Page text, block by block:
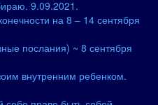
9.09.2021.
на 8 – 14 сентября
послания) ~ 8 сентября
внутренним ребенком.